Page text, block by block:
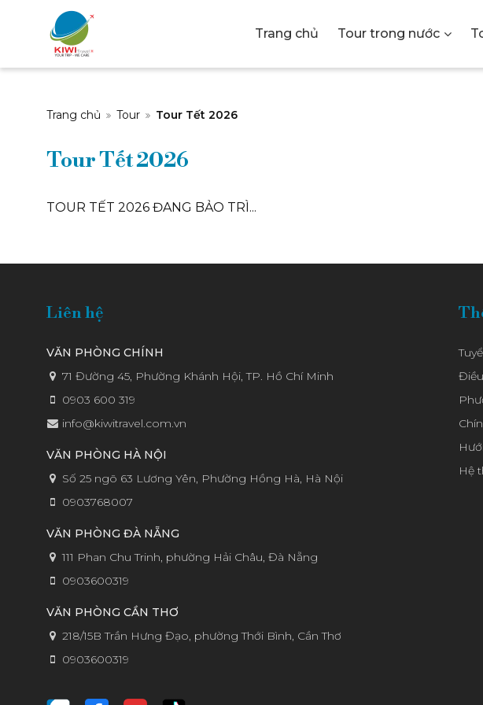
Trang chủ Tour trong nước
CÔNG TY
MẠI & DU
Trang chủ Tour Tour Tết 2026
Tour Tết 2026
TOUR TẾT 2026 ĐANG BẢO TRÌ...
Liên hệ
VĂN PHÒNG CHÍNH
71 Đường 45, Phường Khánh Hội, TP. Hồ Chí Minh
0903 600 319
info@kiwitravel.com.vn
VĂN PHÒNG HÀ NỘI
Số 25 ngõ 63 Lương Yên, Phường Hồng Hà, Hà Nội
0903768007
VĂN PHÒNG ĐÀ NẴNG
111 Phan Chu Trinh, phường Hải Châu, Đà Nẵng
0903600319
VĂN PHÒNG CẦN THƠ
218/15B Trần Hưng Đạo, phường Thới Bình, Cần Thơ
0903600319
Hệ